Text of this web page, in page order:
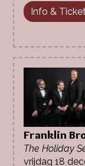
Info &
Franklin
The Holiday
vrijdag 18